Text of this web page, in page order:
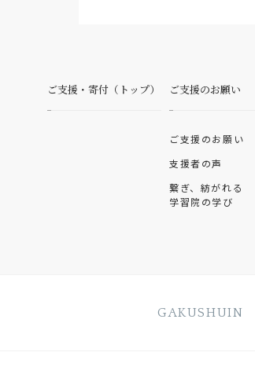
ご支援・寄付（トップ） ご支援のお願い
ご支援のお願い
支援者の声
繋ぎ、紡がれる
学習院の学び
GAKUSHUIN